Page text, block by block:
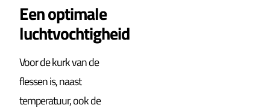
Een optimale
luchtvochtigheid
Voor de kurk van de
flessen is, naast
temperatuur, ook de